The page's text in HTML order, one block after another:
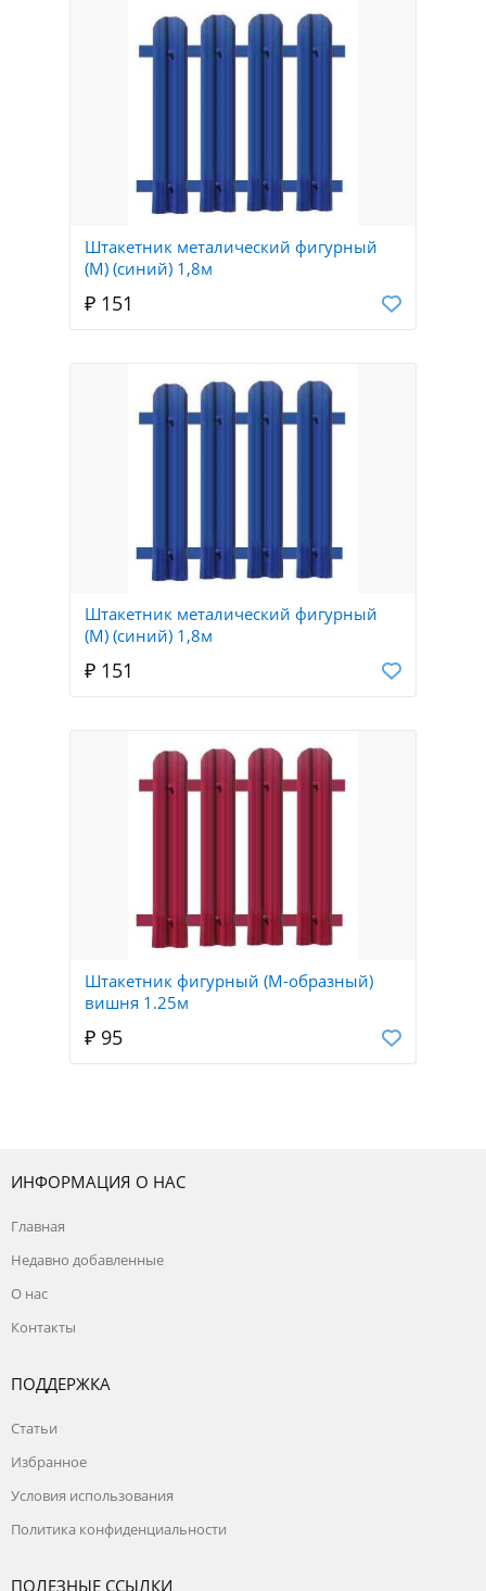
Штакетник металический фигурный
(М) (синий) 1,8м
₽ 151
Штакетник металический фигурный
(М) (синий) 1,8м
₽ 151
Штакетник фигурный (М-образный)
вишня 1.25м
₽ 95
ИНФОРМАЦИЯ О НАС
Главная
Недавно добавленные
О нас
Контакты
ПОДДЕРЖКА
Статьи
Избранное
Условия использования
Политика конфиденциальности
ПОЛЕЗНЫЕ ССЫЛКИ